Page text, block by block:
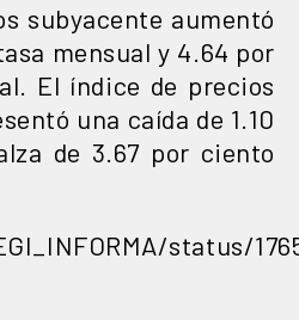
subyacente aumentó
mensual y 4.64 por
El índice de precios
una caída de 1.10
de 3.67 por ciento
status/